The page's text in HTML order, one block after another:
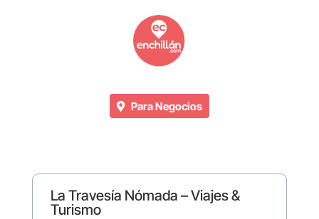
Para Negocios
La Travesía Nómada – Viajes &
Turismo